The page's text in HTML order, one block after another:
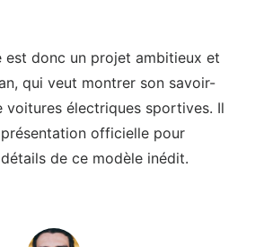
est donc un projet ambitieux et
qui veut montrer son savoir-
voitures électriques sportives. Il
officielle pour
de ce modèle inédit.